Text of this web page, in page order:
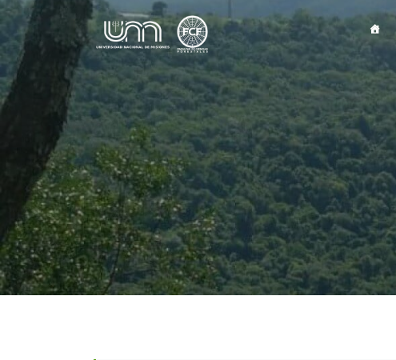
Saltar al contenido